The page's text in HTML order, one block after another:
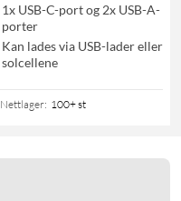
1x USB-C-port og 2x USB-A-
porter
Kan lades via USB-lader eller
solcellene
Nettlager: 100+ st